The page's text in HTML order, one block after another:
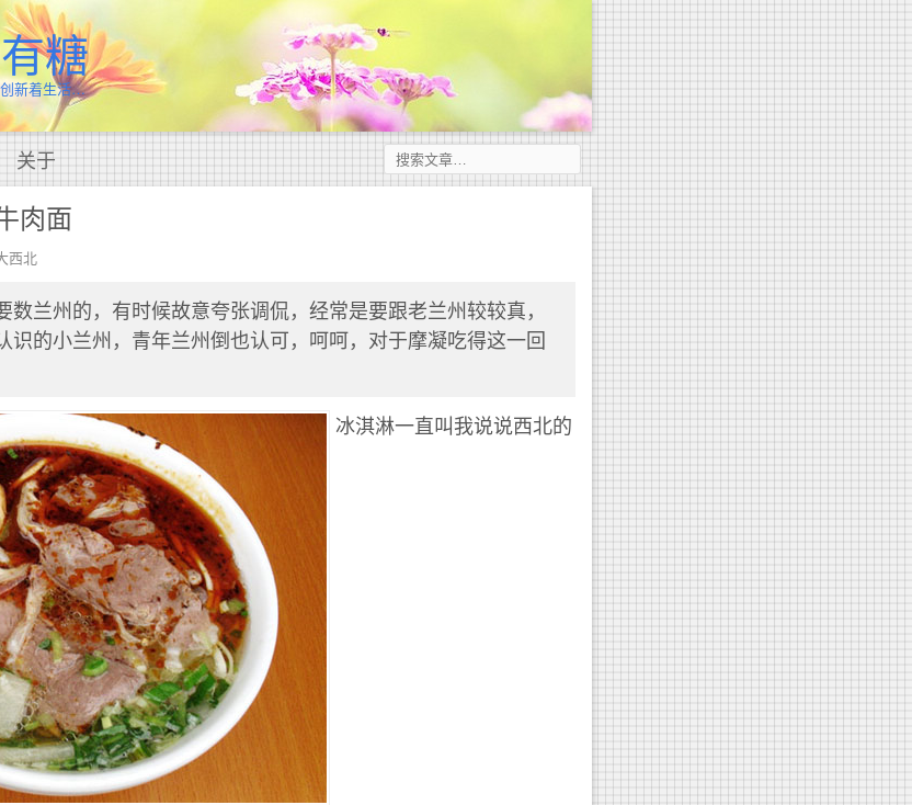
糖
新着生活…
关于
肉面
西北
数兰州的，有时候故意夸张调侃，经常是要跟老兰州较较真，
识的小兰州，青年兰州倒也认可，呵呵，对于摩凝吃得这一回
冰淇淋一直叫我说说西北的